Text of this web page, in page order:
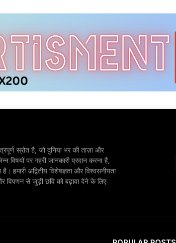
स्रोत है, जो दुनिया भर की ताज़ा और
विषयों पर गहरी जानकारी प्रदान करना है,
हमारी अद्वितीय विशेषज्ञता और विश्वसनीयता
विपणन से जुड़ी छवि को बढ़ावा देने के लिए